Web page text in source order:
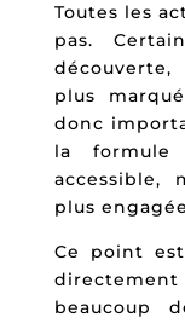
Toutes les
pas.
découverte,
plus
donc
la formule
accessible,
plus
Ce point
beaucoup